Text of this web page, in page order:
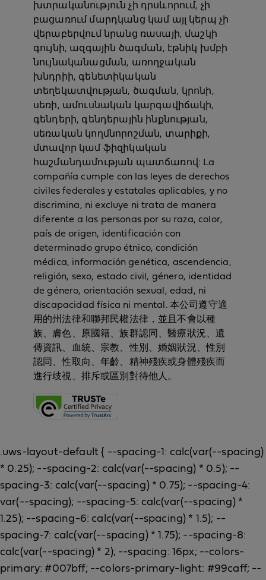
խտրականություն չի դրսևորում, չի
բացառում մարդկանց կամ այլ կերպ չի
վերաբերվում նրանց ռասայի, մաշկի
գույնի, ազգային ծագման, էթնիկ խմբի
նույնականացման, առողջական
խնդրիի, գենետիկական
տեղեկատվության, ծագման, կրոնի,
սեռի, ամուսնական կարգավիճակի,
գենդերի, գենդերային ինքնության,
սեռական կողմնորոշման, տարիքի,
մտավոր կամ ֆիզիկական
հաշմանդամության պատճառով: La
compañía cumple con las leyes de derechos
civiles federales y estatales aplicables, y no
discrimina, ni excluye ni trata de manera
diferente a las personas por su raza, color,
país de origen, identificación con
determinado grupo étnico, condición
médica, información genética, ascendencia,
religión, sexo, estado civil, género, identidad
de género, orientación sexual, edad, ni
discapacidad física ni mental. 本公司遵守適
用的州法律和聯邦民權法律，並且不會以種
族、膚色、原國籍、族群認同、醫療狀況、遺
傳資訊、血統、宗教、性別、婚姻狀況、性別
認同、性取向、年齡、精神殘疾或身體殘疾而
進行歧視、排斥或區別對待他人。